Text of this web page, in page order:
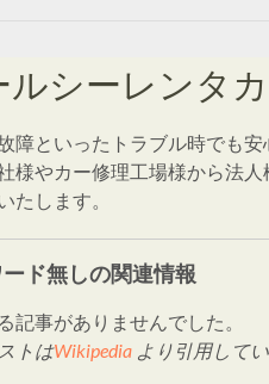
ルシーレンタ
障といったトラブル時でも
様やカー修理工場様から法
たします。
ド無しの関連情報
記事がありませんでした。
トはWikipedia より引用してい